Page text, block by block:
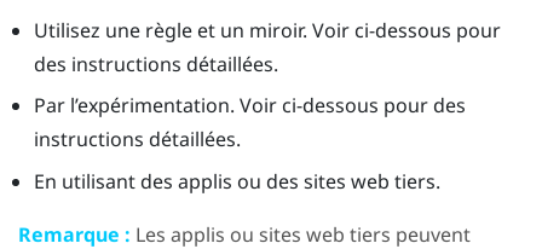
Utilisez une règle et un miroir. Voir ci-dessous pour
des instructions détaillées.
Par l’expérimentation. Voir ci-dessous pour des
instructions détaillées.
En utilisant des applis ou des sites web tiers.
Remarque : Les applis ou sites web tiers peuvent